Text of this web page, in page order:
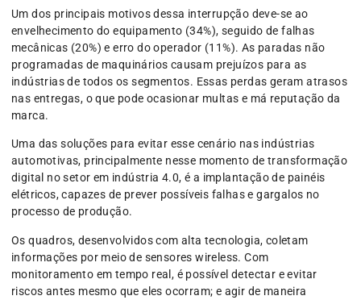
Um dos principais motivos dessa interrupção deve-se ao
envelhecimento do equipamento (34%), seguido de falhas
mecânicas (20%) e erro do operador (11%). As paradas não
programadas de maquinários causam prejuízos para as
indústrias de todos os segmentos. Essas perdas geram atrasos
nas entregas, o que pode ocasionar multas e má reputação da
marca.
Uma das soluções para evitar esse cenário nas indústrias
automotivas, principalmente nesse momento de transformação
digital no setor em indústria 4.0, é a implantação de painéis
elétricos, capazes de prever possíveis falhas e gargalos no
processo de produção.
Os quadros, desenvolvidos com alta tecnologia, coletam
informações por meio de sensores wireless. Com
monitoramento em tempo real, é possível detectar e evitar
riscos antes mesmo que eles ocorram; e agir de maneira